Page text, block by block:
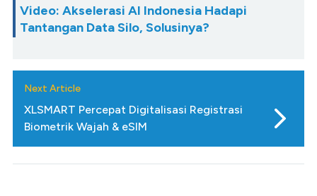
Video: Akselerasi AI Indonesia Hadapi
Tantangan Data Silo, Solusinya?
Next Article
XLSMART Percepat Digitalisasi Registrasi
Biometrik Wajah & eSIM